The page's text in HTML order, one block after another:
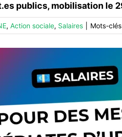
publics, mobilisation le
, Action sociale, Salaires Mots-